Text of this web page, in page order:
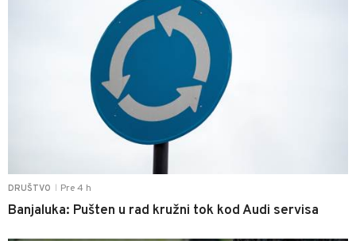
DRUŠTVO Pre 4 h
Banjaluka: Pušten u rad kružni tok kod Audi servisa